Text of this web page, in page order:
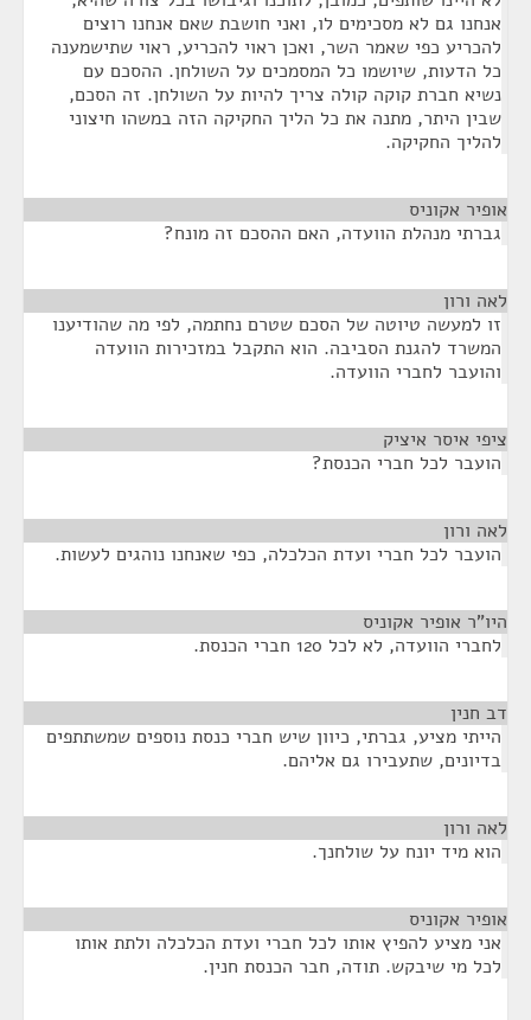
אנחנו גם לא מסכימים לו, ואני חושבת שאם אנחנו רוצים
להכריע כפי שאמר השר, ואכן ראוי להכריע, ראוי שתישמענה
כל הדעות, שיושמו כל המסמכים על השולחן. ההסכם עם
נשיא חברת קוקה קולה צריך להיות על השולחן. זה הסכם,
שבין היתר, מתנה את כל הליך החקיקה הזה במשהו חיצוני
להליך החקיקה.
אופיר אקוניס
גברתי מנהלת הוועדה, האם ההסכם זה מונח?
לאה ורון
זו למעשה טיוטה של הסכם שטרם נחתמה, לפי מה שהודיענו
המשרד להגנת הסביבה. הוא התקבל במזכירות הוועדה
והועבר לחברי הוועדה.
ציפי איסר איציק
הועבר לכל חברי הכנסת?
לאה ורון
הועבר לכל חברי ועדת הכלכלה, כפי שאנחנו נוהגים לעשות.
היו"ר אופיר אקוניס
לחברי הוועדה, לא לכל 120 חברי הכנסת.
דב חנין
הייתי מציע, גברתי, כיוון שיש חברי כנסת נוספים שמשתתפים
בדיונים, שתעבירו גם אליהם.
לאה ורון
הוא מיד יונח על שולחנך.
אופיר אקוניס
אני מציע להפיץ אותו לכל חברי ועדת הכלכלה ולתת אותו
לכל מי שיבקש. תודה, חבר הכנסת חנין.